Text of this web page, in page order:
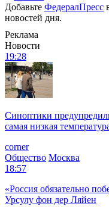
Добавьте ФедералПресс
новостей дня.
Реклама
Новости
19:28
Синоптики
самая низкая
corner
Общество Москва
18:57
«Россия обязательно
Урсулу фон дер Ляйен